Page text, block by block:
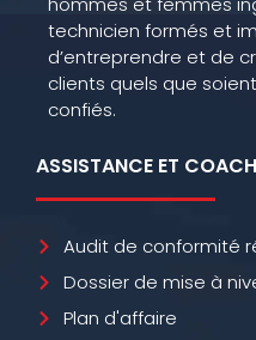
technicien formés et
d’entreprendre et de
clients quels que
confiés.
ASSISTANCE ET
Audit de conformité
Dossier de mise à
Plan d'affaire